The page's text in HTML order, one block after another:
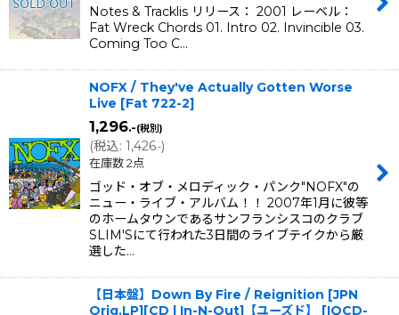
Notes & Tracklis リリース： 2001 レーベル：
Fat Wreck Chords 01. Intro 02. Invincible 03.
Coming Too C…
NOFX / They've Actually Gotten Worse
Live [Fat 722-2]
1,296.-(税別)
(税込: 1,426.-)
在庫数 2点
ゴッド・オブ・メロディック・パンク"NOFX"の
ニュー・ライブ・アルバム！！ 2007年1月に彼等
のホームタウンであるサンフランシスコのクラブ
SLIM'Sにて行われた3日間のライブテイクから厳
選した…
【日本盤】Down By Fire / Reignition [JPN
Orig.LP][CD | In-N-Out]【ユーズド】
[IQCD-